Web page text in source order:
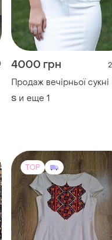
TOP
1000 грн 0